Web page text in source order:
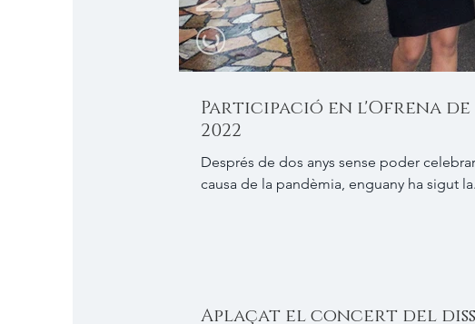
Participació en l'Ofrena de
2022
Després de dos anys sense poder
causa de la pandèmia, enguany ha sigut
Aplaçat el concert del